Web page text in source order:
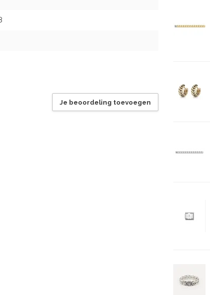
Je beoordeling toevoegen